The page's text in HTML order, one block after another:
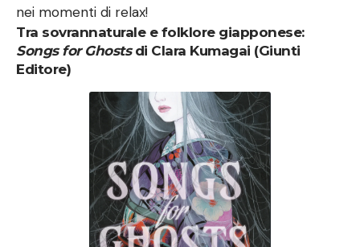
nei momenti di relax!
Tra sovrannaturale e folklore giapponese:
Songs for Ghostsdi Clara Kumagai (Giunti
Editore)